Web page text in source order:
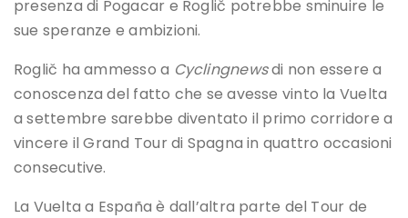
presenza di Pogacar e Roglič potrebbe sminuire le
sue speranze e ambizioni.
Roglič ha ammesso a Cyclingnewsdi non essere a
conoscenza del fatto che se avesse vinto la Vuelta
a settembre sarebbe diventato il primo corridore a
vincere il Grand Tour di Spagna in quattro occasioni
consecutive.
La Vuelta a España è dall’altra parte del Tour de